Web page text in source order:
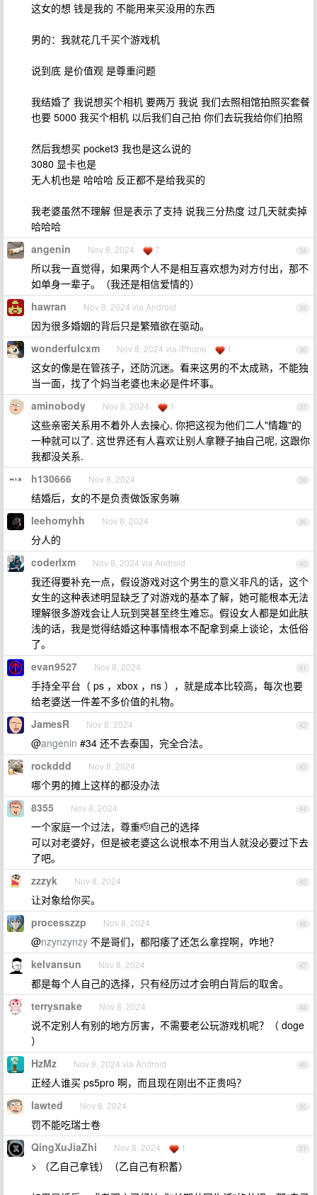
这女的想 钱是我的 不能用来买没用的东西
男的：我就花几千买个游戏机
说到底 是价值观 是尊重问题
我结婚了 我说想买个相机 要两万 我说 我们去照相馆拍照买套餐
也要 5000 我买个相机 以后我们自己拍 你们去玩我给你们拍照
然后我想买 pocket3 我也是这么说的
3080 显卡也是
无人机也是 哈哈哈 反正都不是给我买的
我老婆虽然不理解 但是表示了支持 说我三分热度 过几天就卖掉
哈哈哈
34
angenin Nov 8, 2024 7
所以我一直觉得，如果两个人不是相互喜欢想为对方付出，那不
如单身一辈子。（我还是相信爱情的）
35
hawran Nov 8, 2024 via Android
因为很多婚姻的背后只是繁殖欲在驱动。
36
wonderfulcxm Nov 8, 2024 via iPhone 1
这女的像是在管孩子，还防沉迷。看来这男的不太成熟，不能独
当一面，找了个妈当老婆也未必是件坏事。
37
aminobody Nov 8, 2024 1
这些亲密关系用不着外人去操心, 你把这视为他们二人"情趣"的
一种就可以了. 这世界还有人喜欢让别人拿鞭子抽自己呢, 这跟你
我都没关系.
38
h130666 Nov 8, 2024
结婚后，女的不是负责做饭家务嘛
39
leehomyhh Nov 8, 2024
分人的
40
coderlxm Nov 8, 2024 via Android
我还得要补充一点，假设游戏对这个男生的意义非凡的话，这个
女生的这种表述明显缺乏了对游戏的基本了解，她可能根本无法
理解很多游戏会让人玩到哭甚至终生难忘。假设女人都是如此肤
浅的话，我是觉得结婚这种事情根本不配拿到桌上谈论，太低俗
了。
41
evan9527 Nov 8, 2024
手持全平台（ ps ，xbox ，ns ），就是成本比较高，每次也要
给老婆送一件差不多价值的礼物。
42
JamesR Nov 8, 2024
@angenin #34 还不去泰国，完全合法。
43
rockddd Nov 8, 2024
哪个男的摊上这样的都没办法
44
8355 Nov 8, 2024
一个家庭一个过法，尊重🫡自己的选择
可以对老婆好，但是被老婆这么说根本不用当人就没必要过下去
了吧。
45
zzzyk Nov 8, 2024
让对象给你买。
46
processzzp Nov 8, 2024
@nzynzynzy 不是哥们，都阳痿了还怎么拿捏啊，咋地？
47
kelvansun Nov 8, 2024
都是每个人自己的选择，只有经历过才会明白背后的取舍。
48
terrysnake Nov 8, 2024
说不定别人有别的地方厉害，不需要老公玩游戏机呢？（ doge
）
49
HzMz Nov 8, 2024 via Android
正经人谁买 ps5pro 啊，而且现在刚出不正贵吗？
50
lawted Nov 8, 2024
罚不能吃瑞士卷
51
QingXuJiaZhi Nov 8, 2024 1
> （乙自己拿钱）（乙自己有积蓄）